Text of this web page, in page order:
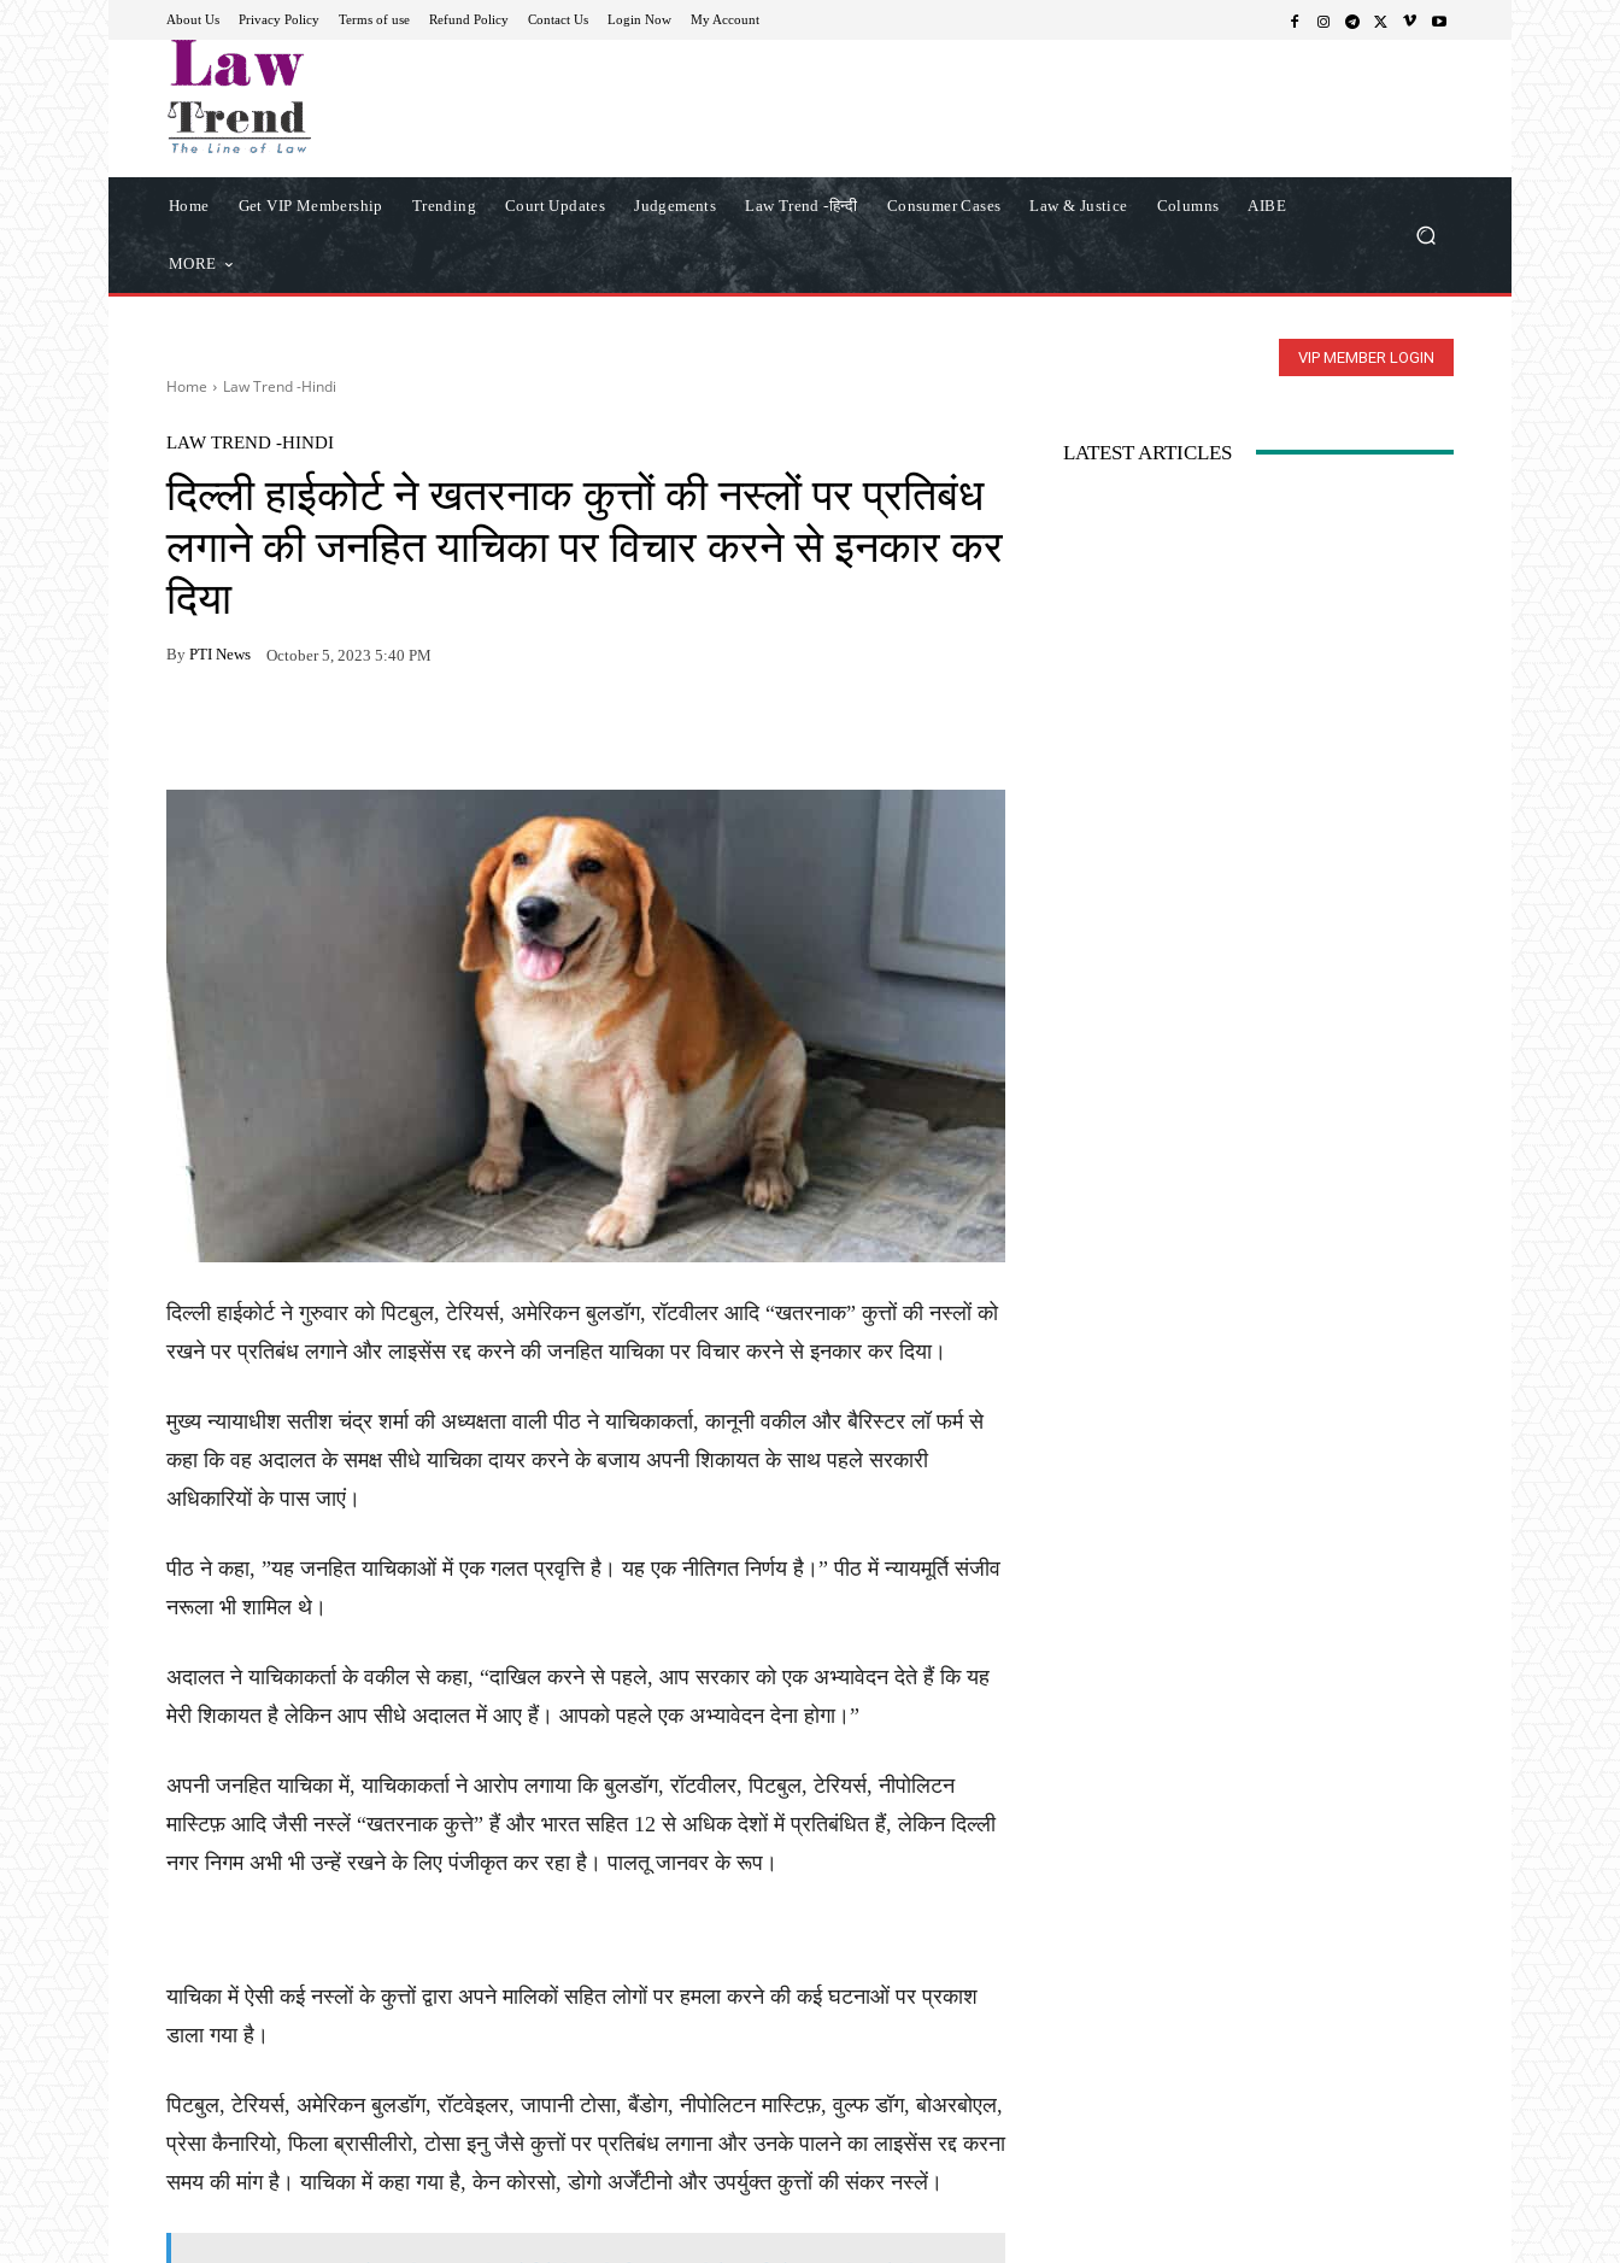
About Us Privacy Policy Terms of use Refund Policy Contact Us Login Now My Account
Home Get VIP Membership Trending Court Updates Judgements Law Trend -हिन्दी Consumer Cases Law & Justice Columns AIBE
MORE
VIP MEMBER LOGIN
Home Law Trend -Hindi
LAW TREND -HINDI
दिल्ली हाईकोर्ट ने खतरनाक कुत्तों की नस्लों पर प्रतिबंध
लगाने की जनहित याचिका पर विचार करने से इनकार कर
दिया
By PTI News October 5, 2023 5:40 PM
दिल्ली हाईकोर्ट ने गुरुवार को पिटबुल, टेरियर्स, अमेरिकन बुलडॉग, रॉटवीलर आदि “खतरनाक” कुत्तों की नस्लों को
रखने पर प्रतिबंध लगाने और लाइसेंस रद्द करने की जनहित याचिका पर विचार करने से इनकार कर दिया।
मुख्य न्यायाधीश सतीश चंद्र शर्मा की अध्यक्षता वाली पीठ ने याचिकाकर्ता, कानूनी वकील और बैरिस्टर लॉ फर्म से
कहा कि वह अदालत के समक्ष सीधे याचिका दायर करने के बजाय अपनी शिकायत के साथ पहले सरकारी
अधिकारियों के पास जाएं।
पीठ ने कहा, ”यह जनहित याचिकाओं में एक गलत प्रवृत्ति है। यह एक नीतिगत निर्णय है।” पीठ में न्यायमूर्ति संजीव
नरूला भी शामिल थे।
अदालत ने याचिकाकर्ता के वकील से कहा, “दाखिल करने से पहले, आप सरकार को एक अभ्यावेदन देते हैं कि यह
मेरी शिकायत है लेकिन आप सीधे अदालत में आए हैं। आपको पहले एक अभ्यावेदन देना होगा।”
अपनी जनहित याचिका में, याचिकाकर्ता ने आरोप लगाया कि बुलडॉग, रॉटवीलर, पिटबुल, टेरियर्स, नीपोलिटन
मास्टिफ़ आदि जैसी नस्लें “खतरनाक कुत्ते” हैं और भारत सहित 12 से अधिक देशों में प्रतिबंधित हैं, लेकिन दिल्ली
नगर निगम अभी भी उन्हें रखने के लिए पंजीकृत कर रहा है। पालतू जानवर के रूप।
याचिका में ऐसी कई नस्लों के कुत्तों द्वारा अपने मालिकों सहित लोगों पर हमला करने की कई घटनाओं पर प्रकाश
डाला गया है।
पिटबुल, टेरियर्स, अमेरिकन बुलडॉग, रॉटवेइलर, जापानी टोसा, बैंडोग, नीपोलिटन मास्टिफ़, वुल्फ डॉग, बोअरबोएल,
प्रेसा कैनारियो, फिला ब्रासीलीरो, टोसा इनु जैसे कुत्तों पर प्रतिबंध लगाना और उनके पालने का लाइसेंस रद्द करना
समय की मांग है। याचिका में कहा गया है, केन कोरसो, डोगो अर्जेंटीनो और उपर्युक्त कुत्तों की संकर नस्लें।
LATEST ARTICLES